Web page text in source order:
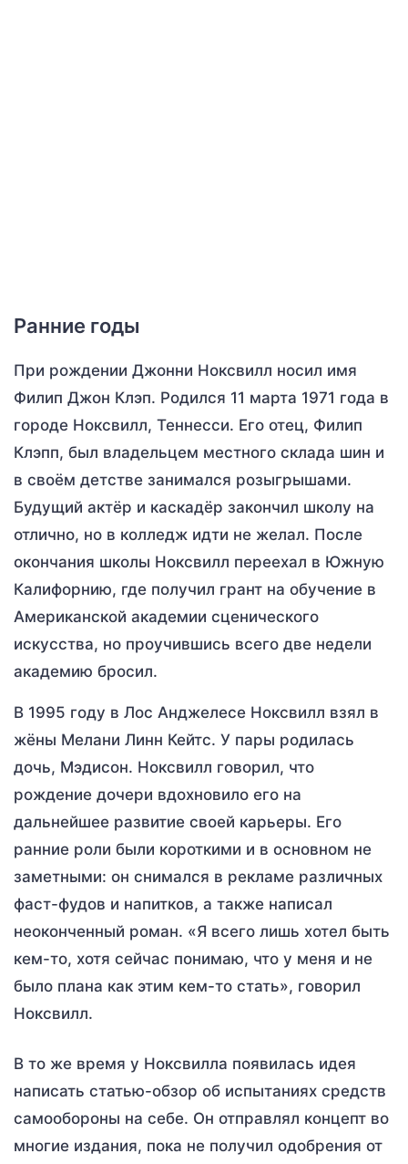
Ранние годы
При рождении Джонни Ноксвилл носил имя
Филип Джон Клэп. Родился 11 марта 1971 года в
городе Ноксвилл, Теннесси. Его отец, Филип
Клэпп, был владельцем местного склада шин и
в своём детстве занимался розыгрышами.
Будущий актёр и каскадёр закончил школу на
отлично, но в колледж идти не желал. После
окончания школы Ноксвилл переехал в Южную
Калифорнию, где получил грант на обучение в
Американской академии сценического
искусства, но проучившись всего две недели
академию бросил.
В 1995 году в Лос Анджелесе Ноксвилл взял в
жёны Мелани Линн Кейтс. У пары родилась
дочь, Мэдисон. Ноксвилл говорил, что
рождение дочери вдохновило его на
дальнейшее развитие своей карьеры. Его
ранние роли были короткими и в основном не
заметными: он снимался в рекламе различных
фаст-фудов и напитков, а также написал
неоконченный роман. «Я всего лишь хотел быть
кем-то, хотя сейчас понимаю, что у меня и не
было плана как этим кем-то стать», говорил
Ноксвилл.
В то же время у Ноксвилла появилась идея
написать статью-обзор об испытаниях средств
самообороны на себе. Он отправлял концепт во
многие издания, пока не получил одобрения от